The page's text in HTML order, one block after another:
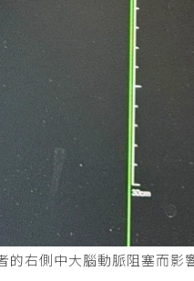
右側中大腦動脈阻塞而影